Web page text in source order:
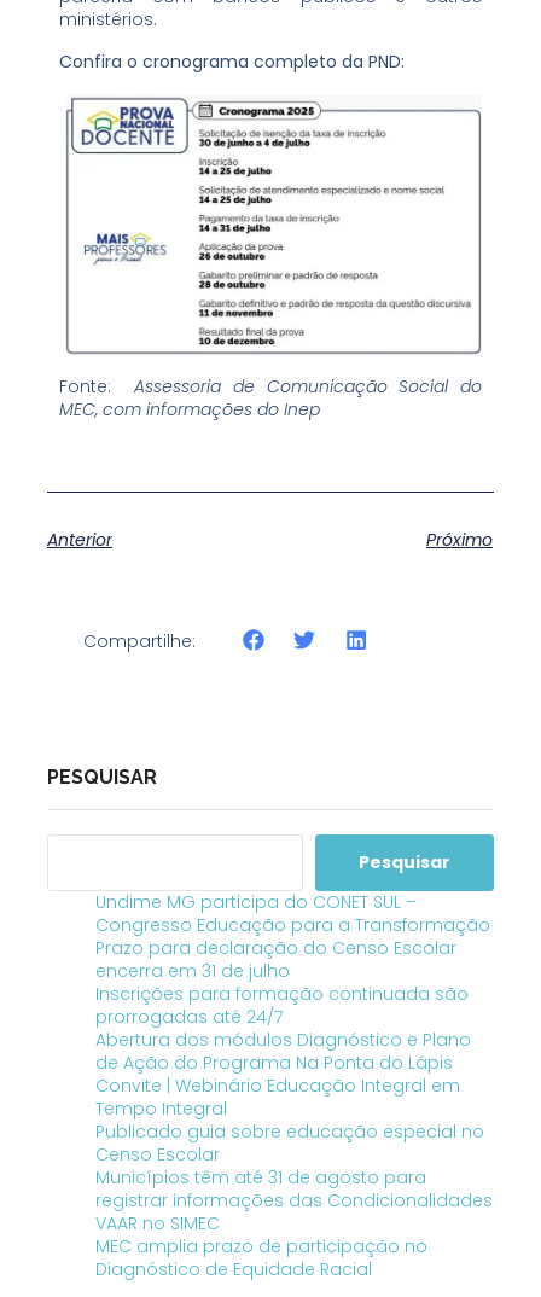
ministérios.
Confira o cronograma completo da PND:
Fonte:Assessoria de Comunicação Social do
MEC, com informações do Inep
Anterior Próximo
Compartilhe:
PESQUISAR
Pesquisar
Undime MG participa do CONET SUL –
Congresso Educação para a Transformação
Prazo para declaração do Censo Escolar
encerra em 31 de julho
Inscrições para formação continuada são
prorrogadas até 24/7
Abertura dos módulos Diagnóstico e Plano
de Ação do Programa Na Ponta do Lápis
Convite | Webinário Educação Integral em
Tempo Integral
Publicado guia sobre educação especial no
Censo Escolar
Municípios têm até 31 de agosto para
registrar informações das Condicionalidades
VAAR no SIMEC
MEC amplia prazo de participação no
Diagnóstico de Equidade Racial